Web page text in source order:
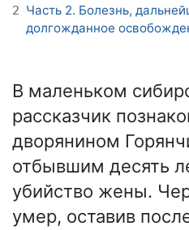
2 Часть 2. Болезнь,
долгожданное
В маленьком
рассказчик
дворянином
отбывшим десять
убийство жены.
умер, оставив